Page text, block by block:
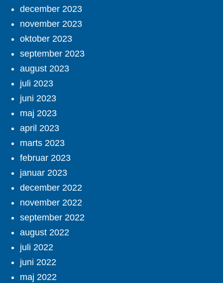
december 2023
november 2023
oktober 2023
september 2023
august 2023
juli 2023
juni 2023
maj 2023
april 2023
marts 2023
februar 2023
januar 2023
december 2022
november 2022
september 2022
august 2022
juli 2022
juni 2022
maj 2022